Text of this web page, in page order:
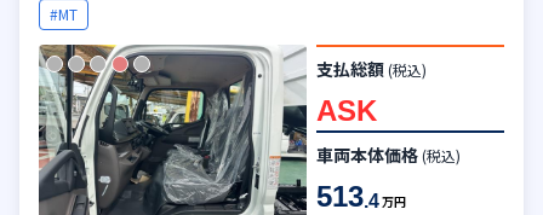
#MT
支払総額 (税込)
ASK
車両本体価格 (税込)
513.4万円